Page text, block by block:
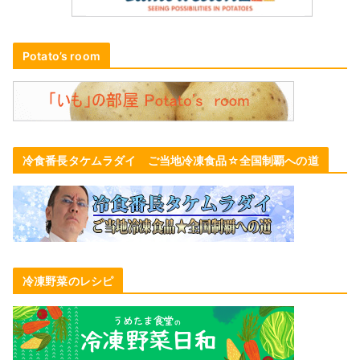
Potato’s room
冷食番長タケムラダイ ご当地冷凍食品☆全国制覇への道
冷凍野菜のレシピ